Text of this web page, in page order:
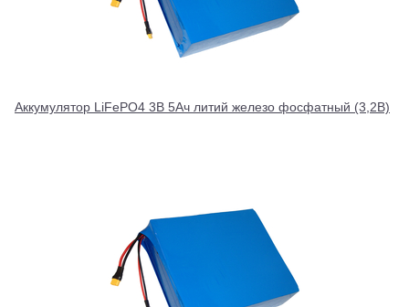
Аккумулятор LiFePO4 3В 5Ач литий железо фосфатный (3,2В)